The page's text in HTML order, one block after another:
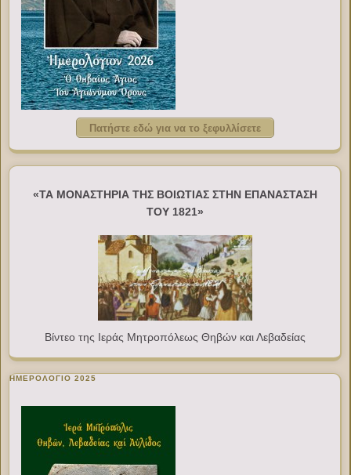
Πατήστε εδώ για να το ξεφυλλίσετε
«ΤΑ ΜΟΝΑΣΤΗΡΙΑ ΤΗΣ ΒΟΙΩΤΙΑΣ ΣΤΗΝ ΕΠΑΝΑΣΤΑΣΗ
ΤΟΥ 1821»
Βίντεο της Ιεράς Μητροπόλεως Θηβών και Λεβαδείας
ΗΜΕΡΟΛΟΓΙΟ 2025